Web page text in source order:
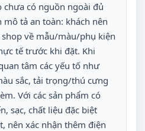
có nguồn ngoài đủ
tả an toàn: khách nên
về mẫu/màu/phụ kiện
tế trước khi đặt. Khi
tâm các yếu tố như
sắc, tải trọng/thú cưng
Với các sản phẩm có
sạc, chất liệu đặc biệt
nên xác nhận thêm điện